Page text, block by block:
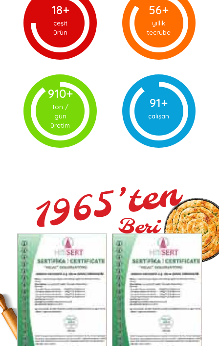
20+
çeşit
ürün
60+
yıllık
tecrübe
998+
ton /
gün
üretim
100+
çalışan